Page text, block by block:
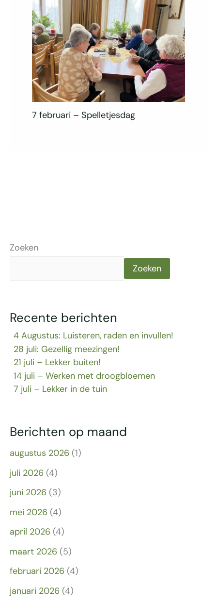
Zoeken
Zoeken
Recente berichten
4 Augustus: Luisteren, raden en invullen!
28 juli: Gezellig meezingen!
21 juli – Lekker buiten!
14 juli – Werken met droogbloemen
7 juli – Lekker in de tuin
Berichten op maand
augustus 2026 (1)
juli 2026 (4)
juni 2026 (3)
mei 2026 (4)
april 2026 (4)
maart 2026 (5)
februari 2026 (4)
januari 2026 (4)
7 februari – Spelletjesdag